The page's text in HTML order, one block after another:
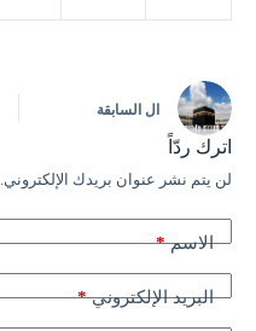
ال السابقة
اترك ردّاً
لن يتم نشر عنوان بريدك الإلكتروني.
الاسم*
البريد الإلكتروني*